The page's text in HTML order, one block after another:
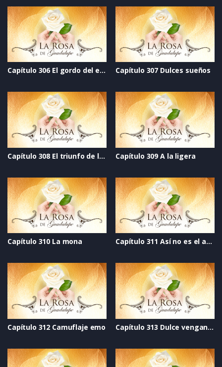
Capítulo 306 El gordo del espejo Capítulo 307 Dulces sueños
Capítulo 308 El triunfo de la vida Capítulo 309 A la ligera
Capítulo 310 La mona Capítulo 311 Así no es el amor
Capítulo 312 Camuflaje emo Capítulo 313 Dulce venganza